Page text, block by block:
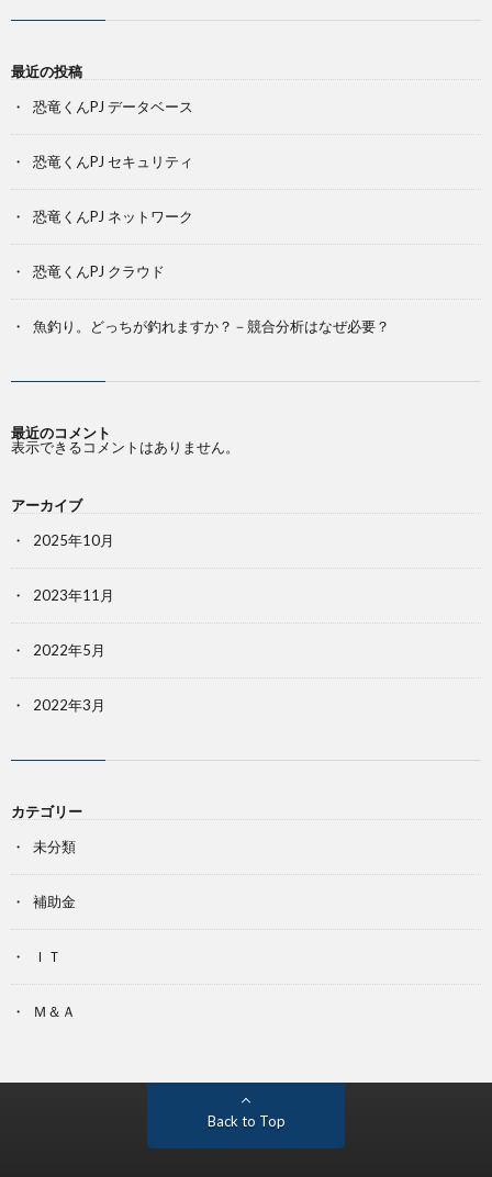
最近の投稿
恐竜くんPJ データベース
恐竜くんPJ セキュリティ
恐竜くんPJ ネットワーク
恐竜くんPJ クラウド
魚釣り。どっちが釣れますか？－競合分析はなぜ必要？
最近のコメント
表示できるコメントはありません。
アーカイブ
2025年10月
2023年11月
2022年5月
2022年3月
カテゴリー
未分類
補助金
ＩＴ
Ｍ＆Ａ
Back to Top